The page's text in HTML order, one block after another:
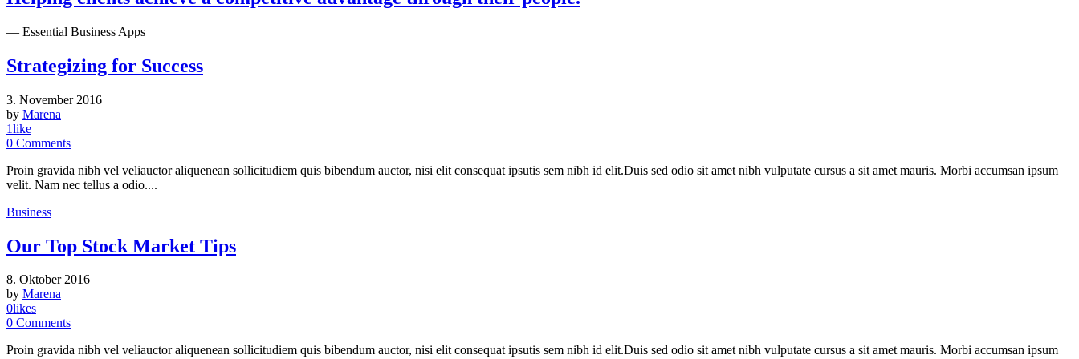
— Essential Business Apps
Strategizing for Success
3. November 2016
by Marena
1like
0 Comments
Proin gravida nibh vel veliauctor aliquenean sollicitudiem quis bibendum auctor, nisi elit consequat ipsutis sem nibh id elit.Duis sed odio sit amet nibh vulputate cursus a sit amet mauris. Morbi accumsan ipsum
velit. Nam nec tellus a odio....
Business
Our Top Stock Market Tips
8. Oktober 2016
by Marena
0likes
0 Comments
Proin gravida nibh vel veliauctor aliquenean sollicitudiem quis bibendum auctor, nisi elit consequat ipsutis sem nibh id elit.Duis sed odio sit amet nibh vulputate cursus a sit amet mauris. Morbi accumsan ipsum